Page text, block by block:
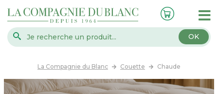
OK
La Compagnie du Blanc Couette Chaude